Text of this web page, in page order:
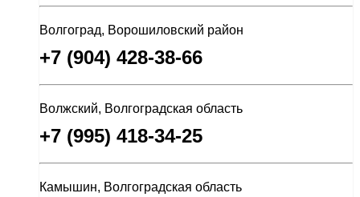
Волгоград, Ворошиловский район
+7 (904) 428-38-66
Волжский, Волгоградская область
+7 (995) 418-34-25
Камышин, Волгоградская область